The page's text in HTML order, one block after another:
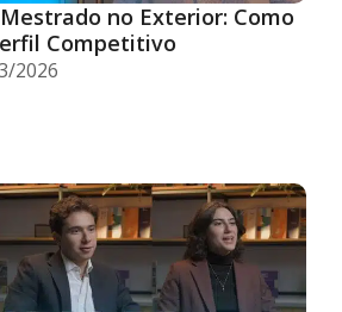
no Exterior: Como
Competitivo
2026